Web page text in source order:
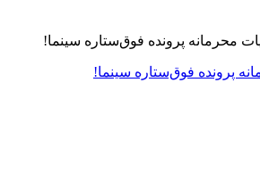
پرونده فوق‌ستاره سینما!